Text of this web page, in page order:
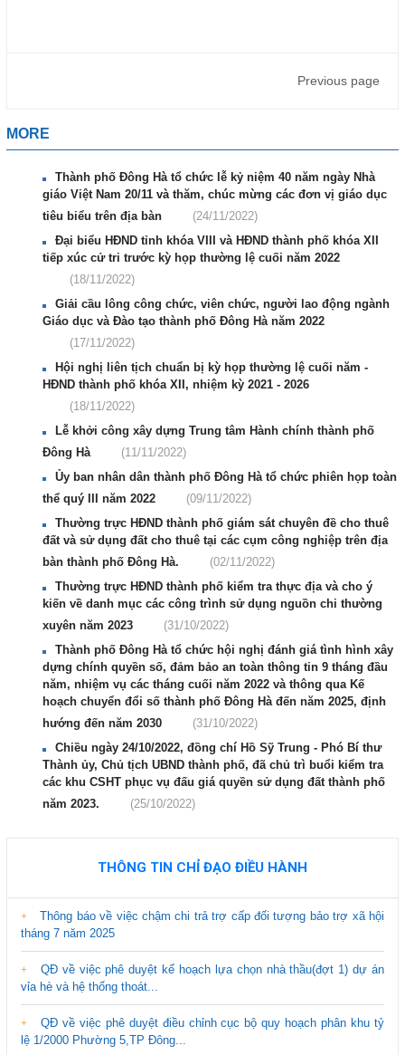
Previous page
MORE
Thành phố Đông Hà tổ chức lễ kỷ niệm 40 năm ngày Nhà
giáo Việt Nam 20/11 và thăm, chúc mừng các đơn vị giáo dục
tiêu biểu trên địa bàn
(24/11/2022)
Đại biểu HĐND tỉnh khóa VIII và HĐND thành phố khóa XII
tiếp xúc cử tri trước kỳ họp thường lệ cuối năm 2022
(18/11/2022)
Giải cầu lông công chức, viên chức, người lao động ngành
Giáo dục và Đào tạo thành phố Đông Hà năm 2022
(17/11/2022)
Hội nghị liên tịch chuẩn bị kỳ họp thường lệ cuối năm -
HĐND thành phố khóa XII, nhiệm kỳ 2021 - 2026
(18/11/2022)
Lễ khởi công xây dựng Trung tâm Hành chính thành phố
Đông Hà
(11/11/2022)
Ủy ban nhân dân thành phố Đông Hà tổ chức phiên họp toàn
thể quý III năm 2022
(09/11/2022)
Thường trực HĐND thành phố giám sát chuyên đề cho thuê
đất và sử dụng đất cho thuê tại các cụm công nghiệp trên địa
bàn thành phố Đông Hà.
(02/11/2022)
Thường trực HĐND thành phố kiểm tra thực địa và cho ý
kiến về danh mục các công trình sử dụng nguồn chi thường
xuyên năm 2023
(31/10/2022)
Thành phố Đông Hà tổ chức hội nghị đánh giá tình hình xây
dựng chính quyền số, đảm bảo an toàn thông tin 9 tháng đầu
năm, nhiệm vụ các tháng cuối năm 2022 và thông qua Kế
hoạch chuyển đổi số thành phố Đông Hà đến năm 2025, định
hướng đến năm 2030
(31/10/2022)
Chiều ngày 24/10/2022, đồng chí Hồ Sỹ Trung - Phó Bí thư
Thành ủy, Chủ tịch UBND thành phố, đã chủ trì buổi kiểm tra
các khu CSHT phục vụ đấu giá quyền sử dụng đất thành phố
năm 2023.
(25/10/2022)
THÔNG TIN CHỈ ĐẠO ĐIỀU HÀNH
Thông báo về việc chậm chi trả trợ cấp đối tượng bảo trợ xã hội
tháng 7 năm 2025
QĐ về việc phê duyệt kế hoạch lựa chọn nhà thầu(đợt 1) dự án
vỉa hè và hệ thống thoát...
QĐ về việc phê duyệt điều chỉnh cục bộ quy hoạch phân khu tỷ
lệ 1/2000 Phường 5,TP Đông...